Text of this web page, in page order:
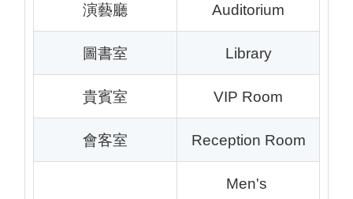
演藝廳 Auditorium
圖書室 Library
貴賓室 VIP Room
會客室 Reception Room
Men's